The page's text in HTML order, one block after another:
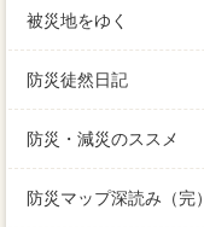
被災地をゆく
防災徒然日記
防災・減災のススメ
防災マップ深読み（完）